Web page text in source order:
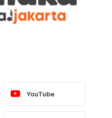
YouTube